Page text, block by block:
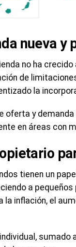
nueva y
no ha
de
la
oferta y
en áreas con
tienen un
a
la inflación, el